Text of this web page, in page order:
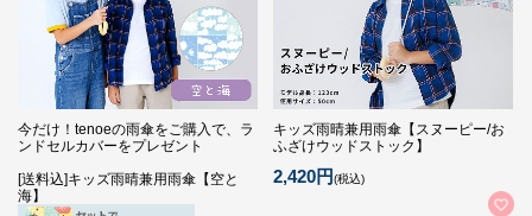
今だけ！tenoeの雨傘をご購入で、ラ
ンドセルカバーをプレゼント
[送料込]キッズ雨晴兼用雨傘【空と
海】
キッズ雨晴兼用雨傘【スヌーピー/お
ふざけウッドストック】
2,420円(税込)